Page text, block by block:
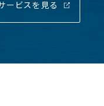
ービスを見る